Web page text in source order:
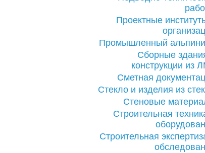
Проектные
Промышленный
Сборные
конструкции из
Сметная
Стекло и изделия из
Стеновые
Строительная
Строительная